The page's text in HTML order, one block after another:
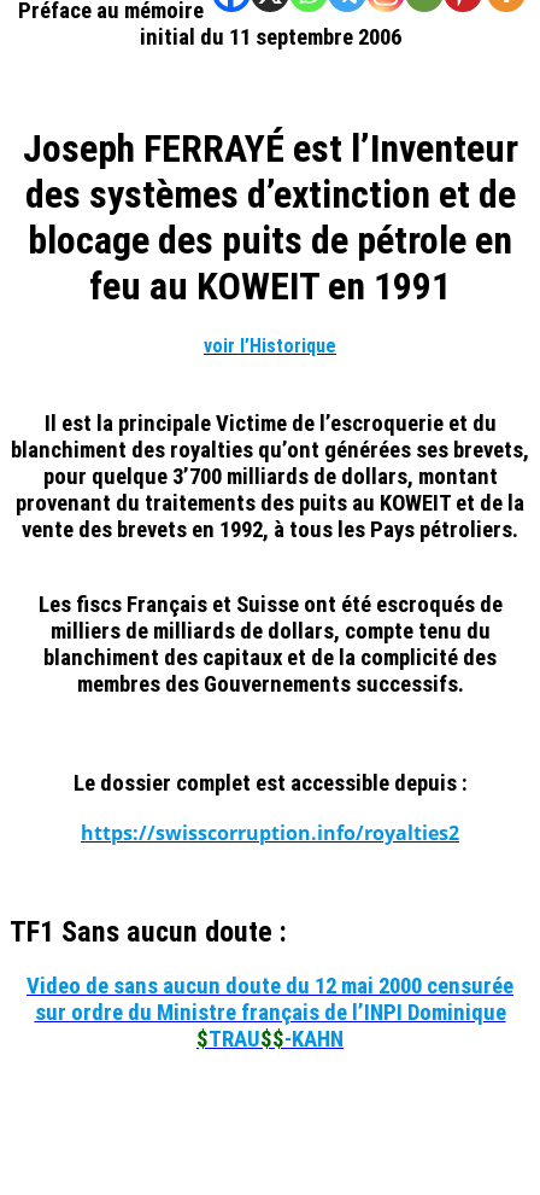
Préface au mémoire
initial du 11 septembre 2006
Joseph FERRAYÉ est l’Inventeur
des systèmes d’extinction et de
blocage des puits de pétrole en
feu au KOWEIT en 1991
voir l’Historique
Il est la principale Victime de l’escroquerie et du
blanchiment des royalties qu’ont générées ses brevets,
pour quelque 3’700 milliards de dollars, montant
provenant du traitements des puits au KOWEIT et de la
vente des brevets en 1992, à tous les Pays pétroliers.
Les fiscs Français et Suisse ont été escroqués de
milliers de milliards de dollars, compte tenu du
blanchiment des capitaux et de la complicité des
membres des Gouvernements successifs.
Le dossier complet est accessible depuis :
https://swisscorruption.info/royalties2
TF1 Sans aucun doute :
Video de sans aucun doute du 12 mai 2000 censurée
sur ordre du Ministre français de l’INPI Dominique
$TRAU$$-KAHN